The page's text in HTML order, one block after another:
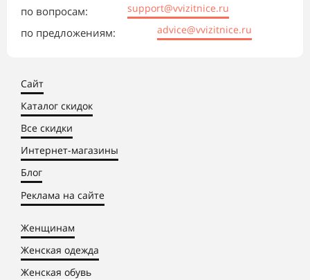
по вопросам: support@vvizitnice.ru
по предложениям: advice@vvizitnice.ru
Сайт
Каталог скидок
Все скидки
Интернет-магазины
Блог
Реклама на сайте
Женщинам
Женская одежда
Женская обувь